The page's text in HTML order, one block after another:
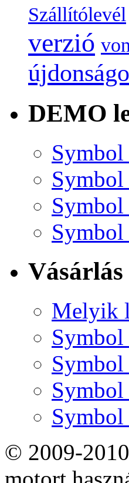
Szállítólevél
verzió
DEMO
Vásárlás
Melyik
© 2009-